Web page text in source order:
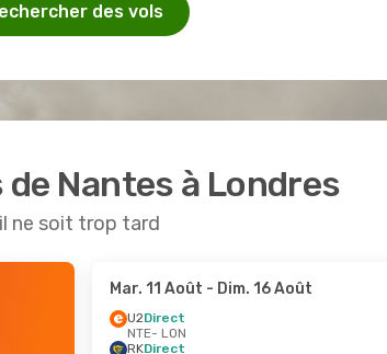
des vols
Nantes à Londres
ne soit trop tard
Mar. 11 Août - Dim. 16 Août
U2Direct
NTE- LON
RKDirect